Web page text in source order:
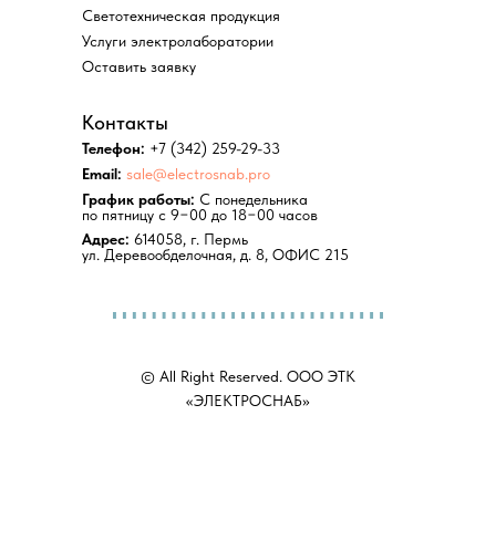
Светотехническая продукция
Услуги электролаборатории
Оставить заявку
Контакты
Телефон: +7 (342) 259-29-33
Email: sale@electrosnab.pro
Адрес: 614058, г. Пермь
ул. Деревообделочная, д. 8, ОФИС 215
График работы: С понедельника
по пятницу с 9−00 до 18−00 часов
© All Right Reserved. ООО ЭТК
«ЭЛЕКТРОСНАБ»